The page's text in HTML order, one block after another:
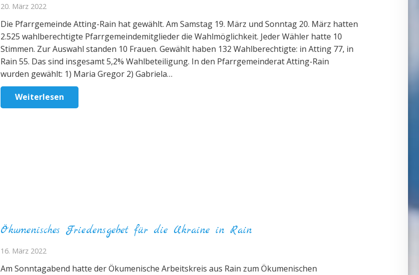
20. März 2022
Die Pfarrgemeinde Atting-Rain hat gewählt. Am Samstag 19. März und Sonntag 20. März hatten
2.525 wahlberechtigte Pfarrgemeindemitglieder die Wahlmöglichkeit. Jeder Wähler hatte 10
Stimmen. Zur Auswahl standen 10 Frauen. Gewählt haben 132 Wahlberechtigte: in Atting 77, in
Rain 55. Das sind insgesamt 5,2% Wahlbeteiligung. In den Pfarrgemeinderat Atting-Rain
wurden gewählt: 1) Maria Gregor 2) Gabriela…
Weiterlesen
Ökumenisches Friedensgebet für die Ukraine in Rain
16. März 2022
Am Sonntagabend hatte der Ökumenische Arbeitskreis aus Rain zum Ökumenischen